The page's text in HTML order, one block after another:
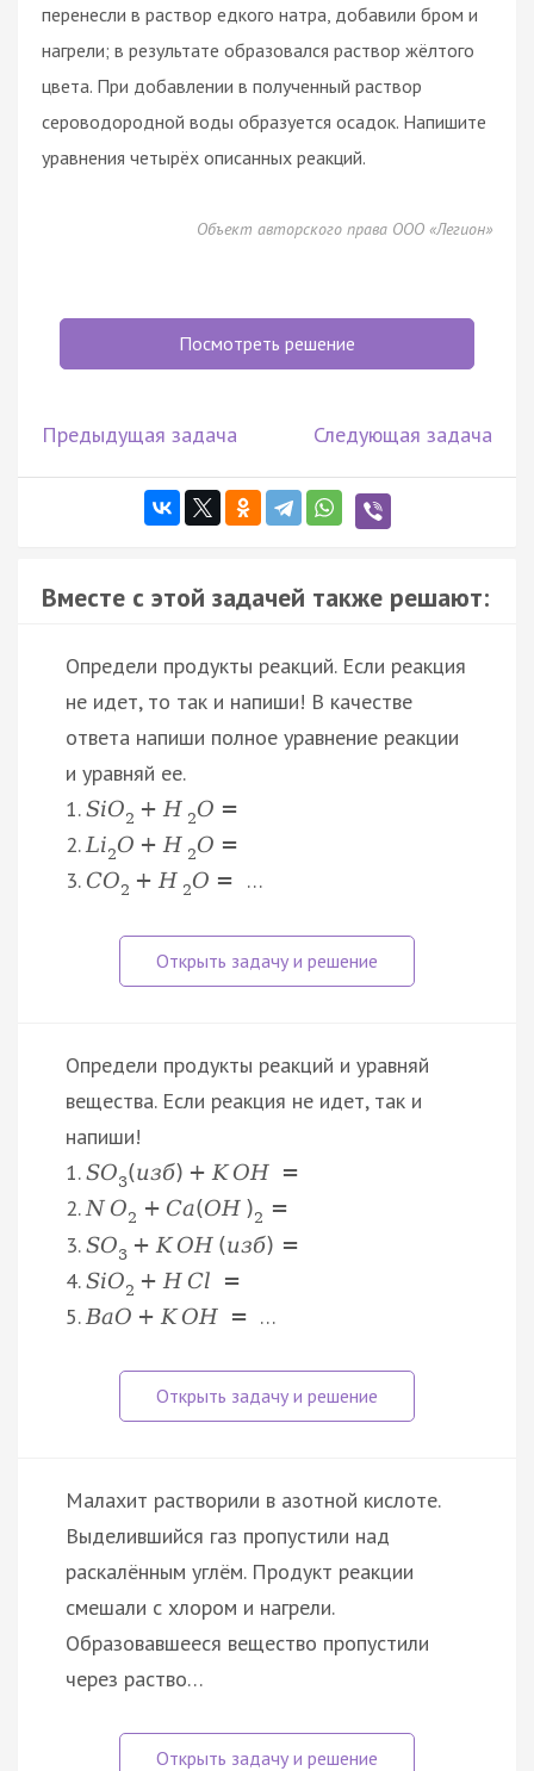
перенесли в раствор едкого натра, добавили бром и
нагрели; в результате образовался раствор жёлтого
цвета. При добавлении в полученный раствор
сероводородной воды образуется осадок. Напишите
уравнения четырёх описанных реакций.
Объект авторского права ООО «Легион»
Посмотреть решение
Предыдущая задача Следующая задача
Вместе с этой задачей также решают:
Определи продукты реакций. Если реакция
не идет, то так и напиши! В качестве
ответа напиши полное уравнение реакции
и уравняй ее.
1.SiO2 + H 2O =
2.Li2O + H 2O =
3. CO2 + H 2O = …
Определи продукты реакций и уравняй
вещества. Если реакция не идет, так и
напиши!
1.SO3(изб) + K OH =
2.N O2 + Ca(OH )2 =
3.SO3 + K OH (изб) =
4.SiO2 + H Cl =
5.BaO + K OH = …
Малахит растворили в азотной кислоте.
Выделившийся газ пропустили над
раскалённым углём. Продукт реакции
смешали с хлором и нагрели.
Образовавшееся вещество пропустили
через раство…